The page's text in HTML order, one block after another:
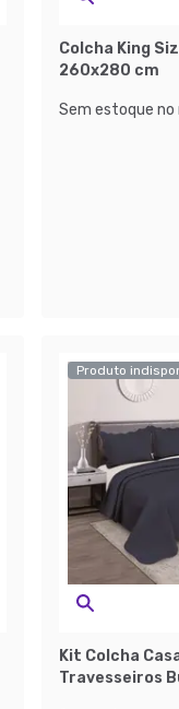
Colcha King
260x280 cm
Sem estoque no
Produto
Kit Colcha
Travesseiros